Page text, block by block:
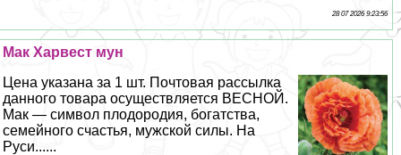
28 07 2026 9:23:56
Мак Харвест мун
Цена указана за 1 шт. Почтовая рассылка
данного товара осуществляется ВЕСНОЙ.
Мак — символ плодородия, богатства,
семейного счастья, мужской силы. На
Руси......